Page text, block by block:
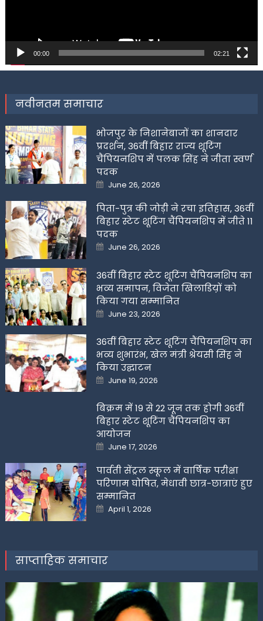
00:00 02:21
नवीनतम समाचार
भोजपुर के निशानेबाजों का शानदार
प्रदर्शन, 36वीं बिहार राज्य शूटिंग
चैंपियनशिप में पलक सिंह ने जीता स्वर्ण
पदक
Posted
on
June 26, 2026
पिता-पुत्र की जोड़ी ने रचा इतिहास, 36वीं
बिहार स्टेट शूटिंग चैंपियनशिप में जीते 11
पदक
Posted
on
June 26, 2026
36वीं बिहार स्टेट शूटिंग चैंपियनशिप का
भव्य समापन, विजेता खिलाडिय़ों को
किया गया सम्मानित
Posted
on
June 23, 2026
36वीं बिहार स्टेट शूटिंग चैंपियनशिप का
भव्य शुभारंभ, खेल मंत्री श्रेयसी सिंह ने
किया उद्घाटन
Posted
on
June 19, 2026
बिक्रम में 19 से 22 जून तक होगी 36वीं
बिहार स्टेट शूटिंग चैंपियनशिप का
आयोजन
Posted
on
June 17, 2026
पार्वती सेंट्रल स्कूल में वार्षिक परीक्षा
परिणाम घोषित, मेधावी छात्र-छात्राएं हुए
सम्मानित
Posted
on
April 1, 2026
साप्ताहिक समाचार